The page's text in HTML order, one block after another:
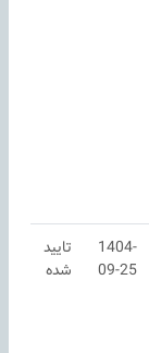
1404-
09-25
تایید
شده